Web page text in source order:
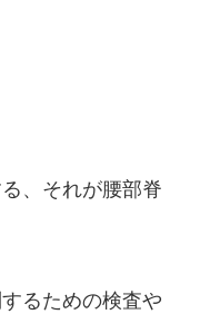
、それが腰部脊
るための検査や